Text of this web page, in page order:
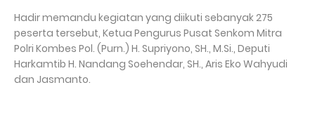
Hadir memandu kegiatan yang diikuti sebanyak 275
peserta tersebut, Ketua Pengurus Pusat Senkom Mitra
Polri Kombes Pol. (Purn.) H. Supriyono, SH., M.Si., Deputi
Harkamtib H. Nandang Soehendar, SH., Aris Eko Wahyudi
dan Jasmanto.